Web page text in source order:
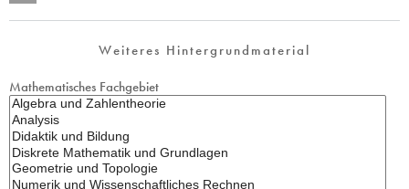
Weiteres Hintergrundmaterial
Mathematisches Fachgebiet